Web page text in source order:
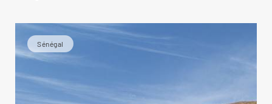
Sénégal